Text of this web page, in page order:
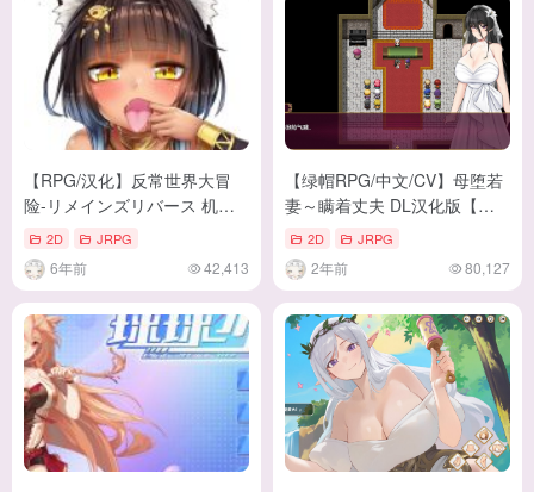
【RPG/汉化】反常世界大冒
险-リメインズリバース 机翻
汉化版 付CG包【新汉
化/1.7G】
2D JRPG
6年前 42,413
【绿帽RPG/中文/CV】母堕若
妻～瞒着丈夫 DL汉化版【新
汉化/510M】
2D JRPG
2年前 80,127